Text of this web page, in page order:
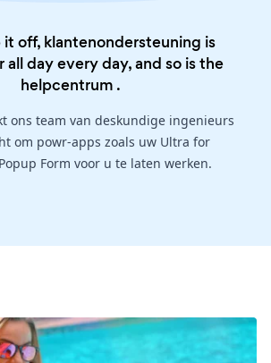
off, klantenondersteuning is
all day every day, and so is the
helpcentrum .
ons team van deskundige ingenieurs
om powr-apps zoals uw Ultra for
Form voor u te laten werken.